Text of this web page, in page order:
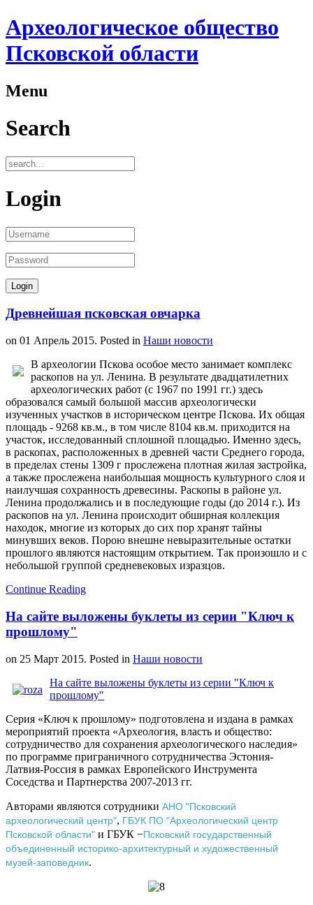
Археологическое общество
Псковской области
Menu
Search
Login
Древнейшая псковская овчарка
on 01 Апрель 2015. Posted in Наши новости
В археологии Пскова особое место занимает комплекс
раскопов на ул. Ленина. В результате двадцатилетних
археологических работ (с 1967 по 1991 гг.) здесь
образовался самый большой массив археологически
изученных участков в историческом центре Пскова. Их общая
площадь - 9268 кв.м., в том числе 8104 кв.м. приходится на
участок, исследованный сплошной площадью. Именно здесь,
в раскопах, расположенных в древней части Среднего города,
в пределах стены 1309 г прослежена плотная жилая застройка,
а также прослежена наибольшая мощность культурного слоя и
наилучшая сохранность древесины. Раскопы в районе ул.
Ленина продолжались и в последующие годы (до 2014 г.). Из
раскопов на ул. Ленина происходит обширная коллекция
находок, многие из которых до сих пор хранят тайны
минувших веков. Порою внешне невыразительные остатки
прошлого являются настоящим открытием. Так произошло и с
небольшой группой средневековых изразцов.
Continue Reading
На сайте выложены буклеты из серии "Ключ к
прошлому"
on 25 Март 2015. Posted in Наши новости
На сайте выложены буклеты из серии "Ключ к
прошлому"
Серия «Ключ к прошлому» подготовлена и издана в рамках
мероприятий проекта «Археология, власть и общество:
сотрудничество для сохранения археологического наследия»
по программе приграничного сотрудничества Эстония-
Латвия-Россия в рамках Европейского Инструмента
Соседства и Партнерства 2007-2013 гг.
Авторами являются сотрудники АНО "Псковский
археологический центр", ГБУК ПО "Археологический центр
Псковской области" и ГБУК −Псковский государственный
объединенный историко-архитектурный и художественный
музей-заповедник.